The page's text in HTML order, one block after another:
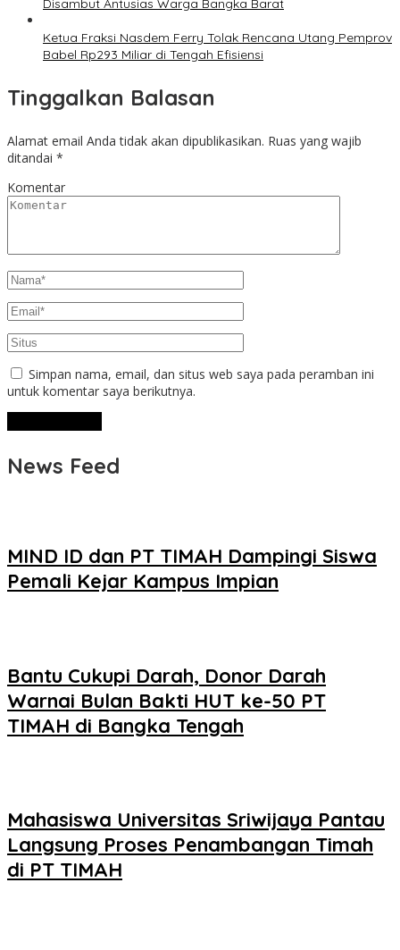
Disambut Antusias Warga Bangka Barat
Ketua Fraksi Nasdem Ferry Tolak Rencana Utang Pemprov
Babel Rp293 Miliar di Tengah Efisiensi
Tinggalkan Balasan
Alamat email Anda tidak akan dipublikasikan. Ruas yang wajib
ditandai *
Komentar
Simpan nama, email, dan situs web saya pada peramban ini
untuk komentar saya berikutnya.
News Feed
MIND ID dan PT TIMAH Dampingi Siswa
Pemali Kejar Kampus Impian
Bantu Cukupi Darah, Donor Darah
Warnai Bulan Bakti HUT ke-50 PT
TIMAH di Bangka Tengah
Mahasiswa Universitas Sriwijaya Pantau
Langsung Proses Penambangan Timah
di PT TIMAH